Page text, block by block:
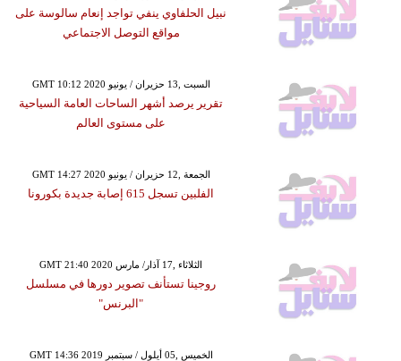
نبيل الحلفاوي ينفي تواجد إنعام سالوسة على
مواقع التوصل الاجتماعي
GMT 10:12 2020 السبت ,13 حزيران / يونيو
تقرير يرصد أشهر الساحات العامة السياحية
على مستوى العالم
GMT 14:27 2020 الجمعة ,12 حزيران / يونيو
الفلبين تسجل 615 إصابة جديدة بكورونا
GMT 21:40 2020 الثلاثاء ,17 آذار/ مارس
روجينا تستأنف تصوير دورها في مسلسل
"البرنس"
GMT 14:36 2019 الخميس ,05 أيلول / سبتمبر